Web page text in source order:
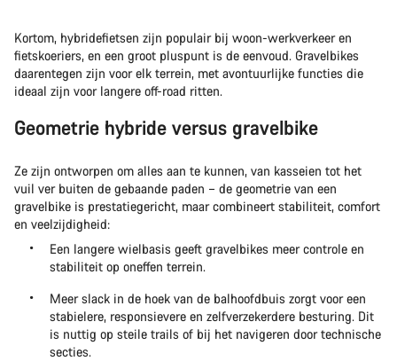
Kortom, hybridefietsen zijn populair bij woon-werkverkeer en
fietskoeriers, en een groot pluspunt is de eenvoud. Gravelbikes
daarentegen zijn voor elk terrein, met avontuurlijke functies die
ideaal zijn voor langere off-road ritten.
Geometrie hybride versus gravelbike
Ze zijn ontworpen om alles aan te kunnen, van kasseien tot het
vuil ver buiten de gebaande paden – de geometrie van een
gravelbike is prestatiegericht, maar combineert stabiliteit, comfort
en veelzijdigheid:
Een langere wielbasis geeft gravelbikes meer controle en
stabiliteit op oneffen terrein.
Meer slack in de hoek van de balhoofdbuis zorgt voor een
stabielere, responsievere en zelfverzekerdere besturing. Dit
is nuttig op steile trails of bij het navigeren door technische
secties.